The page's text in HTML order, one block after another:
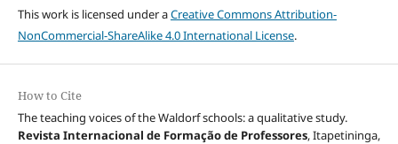
This work is licensed under aCreative Commons Attribution-
NonCommercial-ShareAlike 4.0 International License.
How to Cite
The teaching voices of the Waldorf schools: a qualitative study.
Revista Internacional de Formação de Professores, Itapetininga,